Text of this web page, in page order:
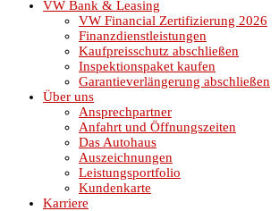
VW Bank & Leasing
VW Financial Zertifizierung 2026
Finanzdienstleistungen
Kaufpreisschutz abschließen
Inspektionspaket kaufen
Garantieverlängerung abschließen
Über uns
Ansprechpartner
Anfahrt und Öffnungszeiten
Das Autohaus
Auszeichnungen
Leistungsportfolio
Kundenkarte
Karriere